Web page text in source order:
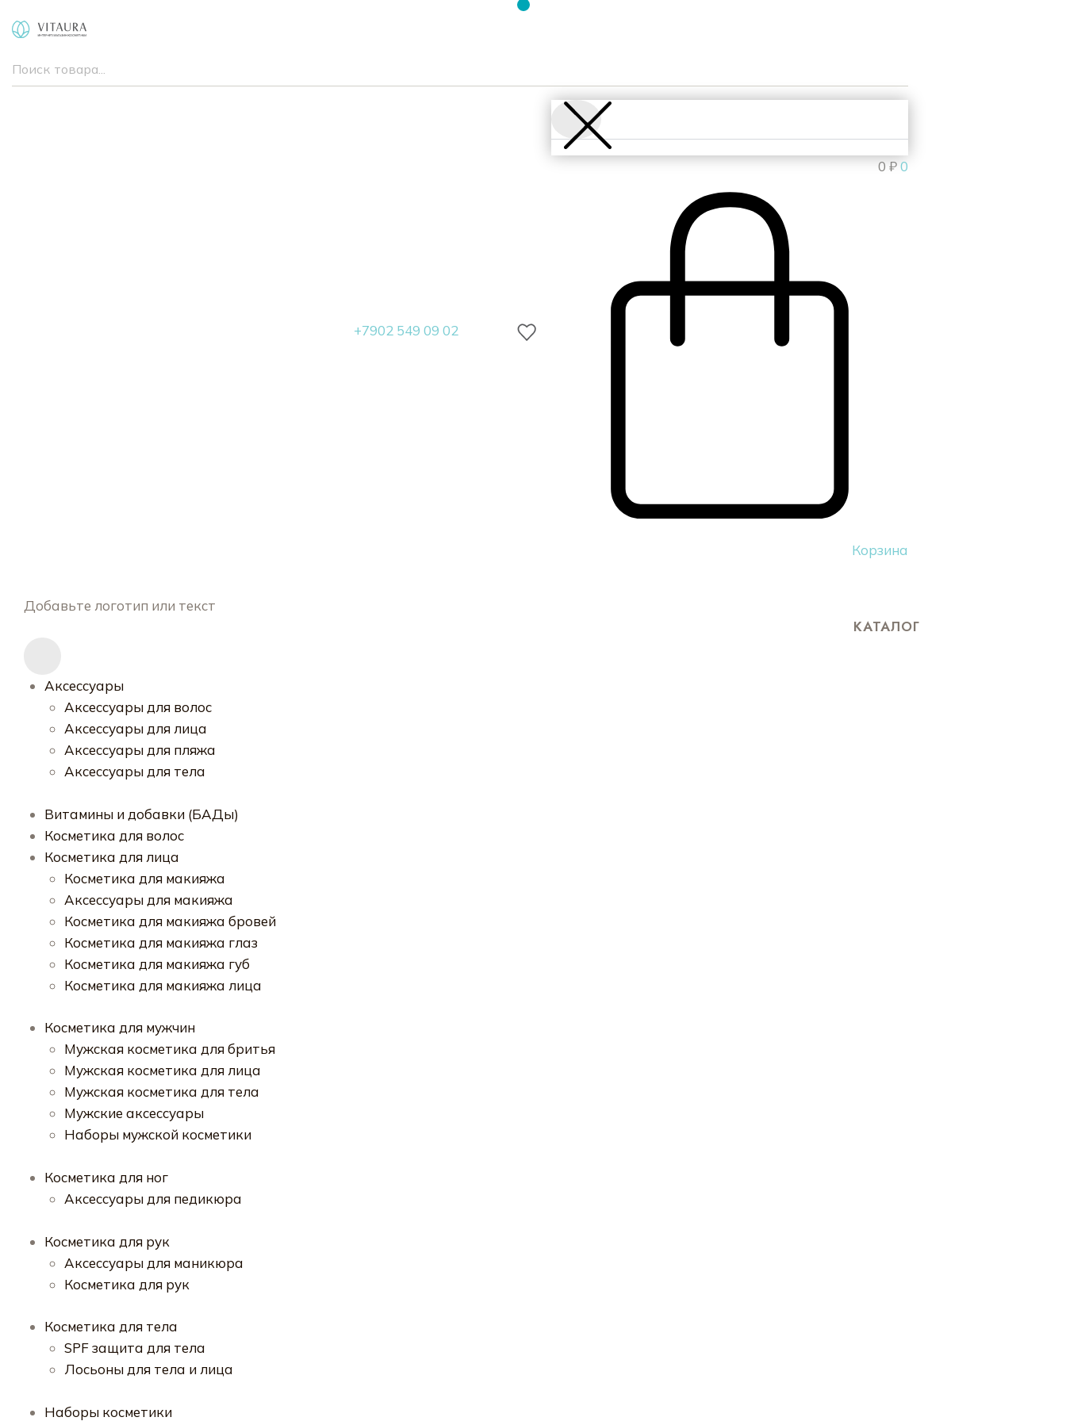
+7902 549 09 02
0 ₽0
Корзина
Добавьте логотип или текст
КАТАЛОГ
Аксессуары
Аксессуары для волос
Аксессуары для лица
Аксессуары для пляжа
Аксессуары для тела
Витамины и добавки (БАДы)
Косметика для волос
Косметика для лица
Косметика для макияжа
Аксессуары для макияжа
Косметика для макияжа бровей
Косметика для макияжа глаз
Косметика для макияжа губ
Косметика для макияжа лица
Косметика для мужчин
Мужская косметика для бритья
Мужская косметика для лица
Мужская косметика для тела
Мужские аксессуары
Наборы мужской косметики
Косметика для ног
Аксессуары для педикюра
Косметика для рук
Аксессуары для маникюра
Косметика для рук
Косметика для тела
SPF защита для тела
Лосьоны для тела и лица
Наборы косметики